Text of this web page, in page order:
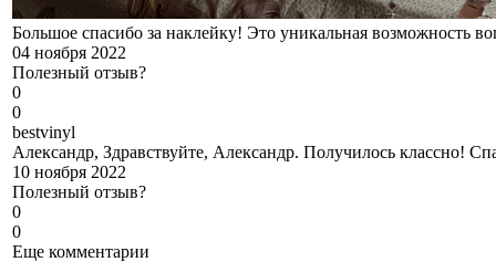
Большое спасибо за наклейку! Это уникальная возможность
04 ноября 2022
Полезный отзыв?
0
0
bestvinyl
Александр, Здравствуйте, Александр. Получилось классно!
10 ноября 2022
Полезный отзыв?
0
0
Еще комментарии